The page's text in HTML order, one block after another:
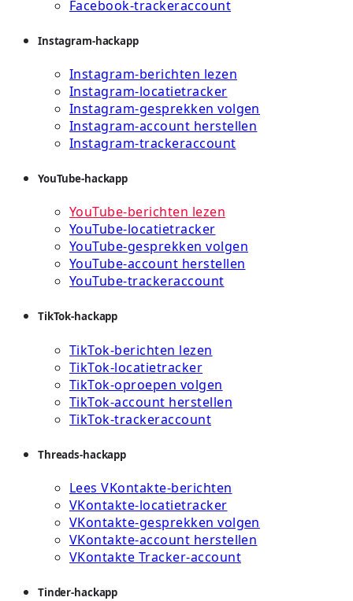
Facebook-trackeraccount
Instagram-hackapp
Instagram-berichten lezen
Instagram-locatietracker
Instagram-gesprekken volgen
Instagram-account herstellen
Instagram-trackeraccount
YouTube-hackapp
YouTube-berichten lezen
YouTube-locatietracker
YouTube-gesprekken volgen
YouTube-account herstellen
YouTube-trackeraccount
TikTok-hackapp
TikTok-berichten lezen
TikTok-locatietracker
TikTok-oproepen volgen
TikTok-account herstellen
TikTok-trackeraccount
Threads-hackapp
Lees VKontakte-berichten
VKontakte-locatietracker
VKontakte-gesprekken volgen
VKontakte-account herstellen
VKontakte Tracker-account
Tinder-hackapp